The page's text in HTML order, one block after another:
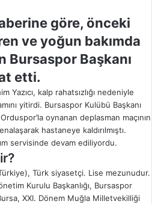
göre, önceki
ve yoğun bakımda
Bursaspor Başkanı
etti.
Yazıcı, kalp rahatsızlığı nedeniyle
yitirdi. Bursaspor Kulübü Başkanı
oynanan deplasman maçının
hastaneye kaldırılmıştı.
servisinde devam ediliyordu.
Türk siyasetçi. Lise mezunudur.
Kurulu Başkanlığı, Bursaspor
XXI. Dönem Muğla Milletvekilliği